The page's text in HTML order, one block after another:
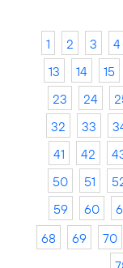
1 2 3 4
13
14 15
23
24
32
33
41
42
50
51
59
60
68
69 70